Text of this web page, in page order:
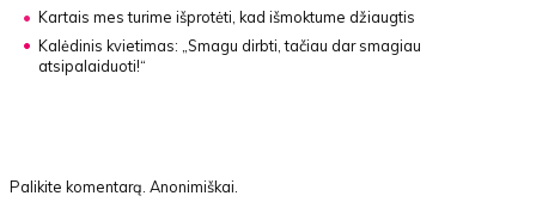
Kartais mes turime išprotėti, kad išmoktume džiaugtis
Kalėdinis kvietimas:
„Smagu dirbti, tačiau dar smagiau
atsipalaiduoti!“
Palikite komentarą. Anonimiškai.